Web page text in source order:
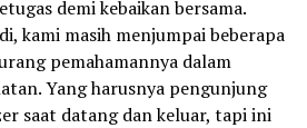
demi kebaikan bersama.
kami masih menjumpai beberapa
pemahamannya dalam
Yang harusnya pengunjung
saat datang dan keluar, tapi ini